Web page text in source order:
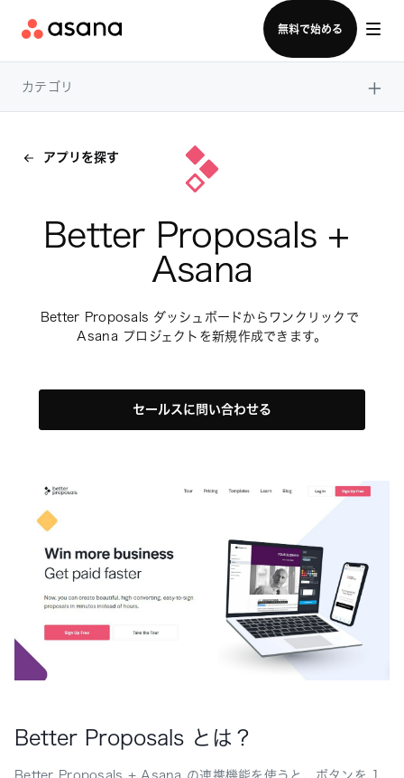
無料で始める
セールスチームに問い合わせる
カテゴリ ×
アプリを探す
Better Proposals +
Asana
Better Proposals ダッシュボードからワンクリックで
Asana プロジェクトを新規作成できます。
セールスに問い合わせる
Better Proposals とは？